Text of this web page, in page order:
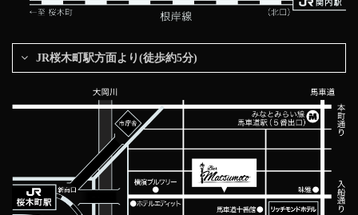
JR桜木町駅方面より(徒歩約5分)